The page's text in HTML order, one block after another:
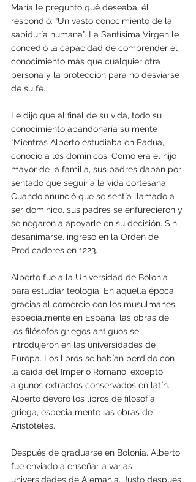
María le preguntó qué deseaba, él
respondió: “Un vasto conocimiento de la
sabiduría humana”. La Santísima Virgen le
concedió la capacidad de comprender el
conocimiento más que cualquier otra
persona y la protección para no desviarse
de su fe.
Le dijo que al final de su vida, todo su
conocimiento abandonaría su mente
“Mientras Alberto estudiaba en Padua,
conoció a los dominicos. Como era el hijo
mayor de la familia, sus padres daban por
sentado que seguiría la vida cortesana.
Cuando anunció que se sentía llamado a
ser dominico, sus padres se enfurecieron y
se negaron a apoyarle en su decisión. Sin
desanimarse, ingresó en la Orden de
Predicadores en 1223.
Alberto fue a la Universidad de Bolonia
para estudiar teología. En aquella época,
gracias al comercio con los musulmanes,
especialmente en España, las obras de
los filósofos griegos antiguos se
introdujeron en las universidades de
Europa. Los libros se habían perdido con
la caída del Imperio Romano, excepto
algunos extractos conservados en latín.
Alberto devoró los libros de filosofía
griega, especialmente las obras de
Aristóteles.
Después de graduarse en Bolonia, Alberto
fue enviado a enseñar a varias
universidades de Alemania. Justo después